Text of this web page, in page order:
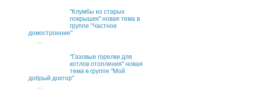
"Клумбы из старых
покрышек" новая тема в
группе "Частное
домостроение"
...
"Газовые горелки для
котлов отопления" новая
тема в группе "Мой
добрый доктор"
...